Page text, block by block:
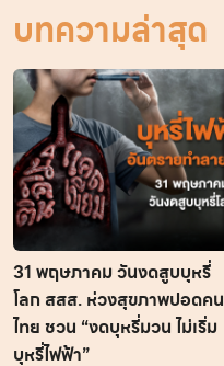
บทความล่าสุด
31 พฤษภาคม วันงดสูบบุหรี่
โลก สสส. ห่วงสุขภาพปอดคน
ไทย ชวน “งดบุหรี่มวน ไม่เริ่ม
บุหรี่ไฟฟ้า”